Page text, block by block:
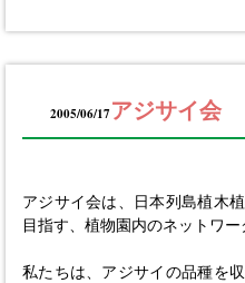
2005/06/17アジサイ会
アジサイ会は、日本列島植木
目指す、植物園内のネットワー
私たちは、アジサイの品種を